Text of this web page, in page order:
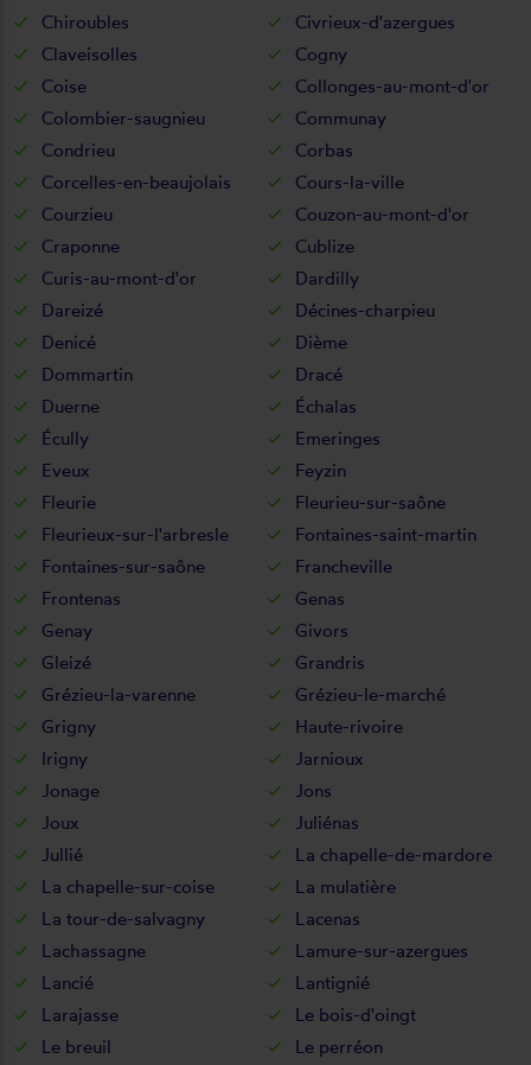
Chiroubles
Civrieux-d'azergues
Claveisolles
Cogny
Coise
Collonges-au-mont-d'or
Colombier-saugnieu
Communay
Condrieu
Corbas
Corcelles-en-beaujolais
Cours-la-ville
Courzieu
Couzon-au-mont-d'or
Craponne
Cublize
Curis-au-mont-d'or
Dardilly
Dareizé
Décines-charpieu
Denicé
Dième
Dommartin
Dracé
Duerne
Échalas
Écully
Emeringes
Eveux
Feyzin
Fleurie
Fleurieu-sur-saône
Fleurieux-sur-l'arbresle
Fontaines-saint-martin
Fontaines-sur-saône
Francheville
Frontenas
Genas
Genay
Givors
Gleizé
Grandris
Grézieu-la-varenne
Grézieu-le-marché
Grigny
Haute-rivoire
Irigny
Jarnioux
Jonage
Jons
Joux
Juliénas
Jullié
La chapelle-de-mardore
La chapelle-sur-coise
La mulatière
La tour-de-salvagny
Lacenas
Lachassagne
Lamure-sur-azergues
Lancié
Lantignié
Larajasse
Le bois-d'oingt
Le breuil
Le perréon